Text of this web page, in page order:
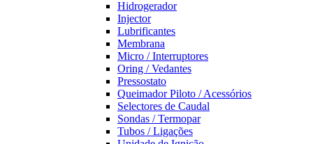
Hidrogerador
Injector
Lubrificantes
Membrana
Micro / Interruptores
Oring / Vedantes
Pressostato
Queimador Piloto / Acessórios
Selectores de Caudal
Sondas / Termopar
Tubos / Ligações